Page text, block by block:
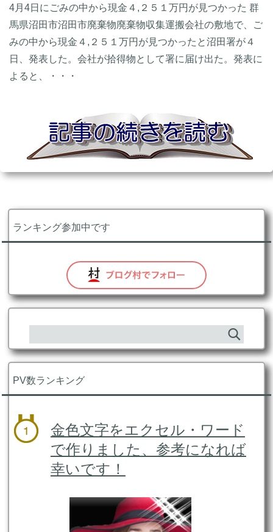
4月4日にごみの中から現金４,２５１万円が見つかった 群
馬県沼田市沼田市廃棄物廃棄物収集運搬会社の敷地で、ご
みの中から現金４,２５１万円が見つかったと沼田署が４
日、発表した。会社が拾得物として署に届け出た。発表に
よると、・・・
ランキング参加中です
PV数ランキング
金色文字をエクセル・ワード
で作りました、参考になれば
幸いです！